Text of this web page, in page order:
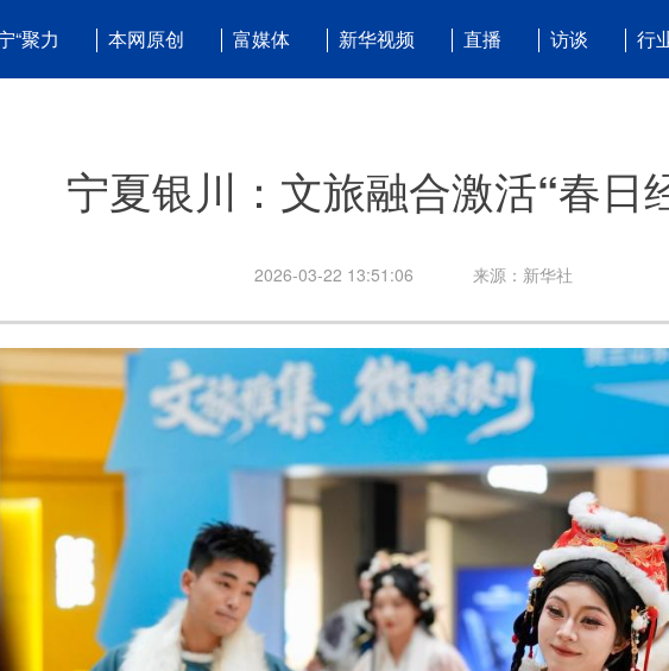
“聚力 本网原创 富媒体 新华视频 直播 访谈 行
宁夏银川：文旅融合激活“春日
2026-03-22 13:51:06 来源：新华社